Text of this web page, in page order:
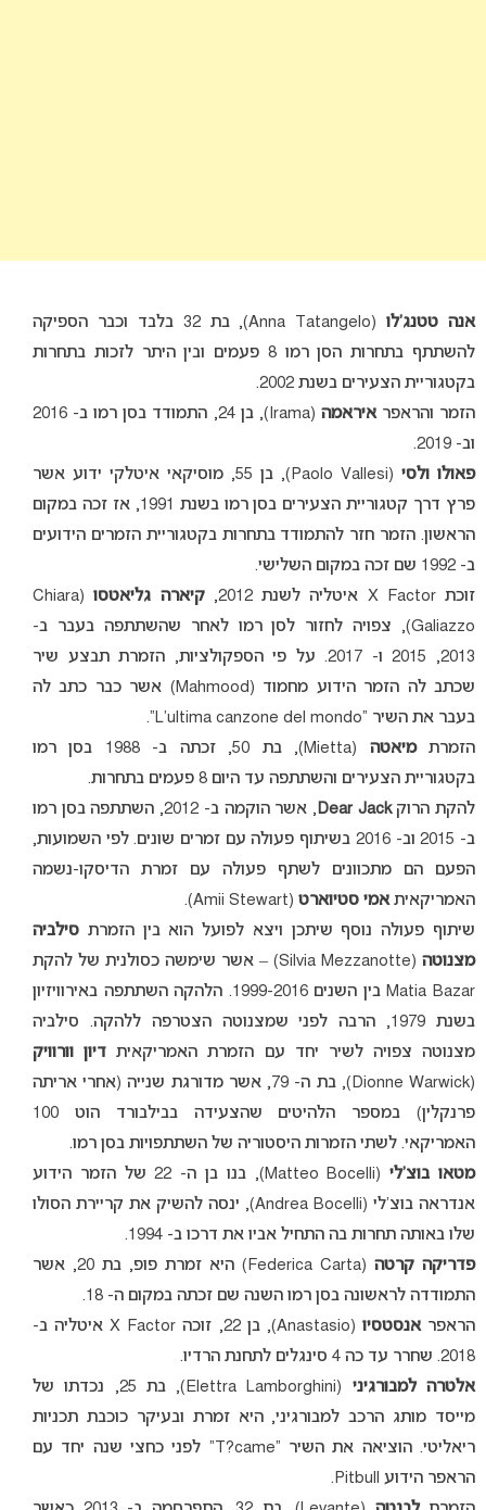
אנה טטנג’לו
(Anna Tatangelo), בת 32 בלבד וכבר הספיקה
להשתתף בתחרות הסן רמו 8 פעמים ובין היתר לזכות בתחרות
בקטגוריית הצעירים בשנת 2002.
הזמר והראפראיראמה
(Irama), בן 24, התמודד בסן רמו ב- 2016
וב- 2019.
פאולו ולסי
(Paolo Vallesi), בן 55, מוסיקאי איטלקי ידוע אשר
פרץ דרך קטגוריית הצעירים בסן רמו בשנת 1991, אז זכה במקום
הראשון. הזמר חזר להתמודד בתחרות בקטגוריית הזמרים הידועים
ב- 1992 שם זכה במקום השלישי.
זוכת X Factor איטליה לשנת 2012,
קיארה גליאטסו
(Chiara
Galiazzo), צפויה לחזור לסן רמו לאחר שהשתתפה בעבר ב-
2013, 2015 ו- 2017. על פי הספקולציות, הזמרת תבצע שיר
שכתב לה הזמר הידוע מחמוד (Mahmood) אשר כבר כתב לה
בעבר את השיר “L’ultima canzone del mondo”.
הזמרתמיאטה
(Mietta), בת 50, זכתה ב- 1988 בסן רמו
בקטגוריית הצעירים והשתתפה עד היום 8 פעמים בתחרות.
להקת הרוק Dear Jack
, אשר הוקמה ב- 2012, השתתפה בסן רמו
ב- 2015 וב- 2016 בשיתוף פעולה עם זמרים שונים. לפי השמועות,
הפעם הם מתכוונים לשתף פעולה עם זמרת הדיסקו-נשמה
האמריקאיתאמי סטיוארט (Amii Stewart).
שיתוף פעולה נוסף שיתכן ויצא לפועל הוא בין הזמרת סילביה
מצנוטה
(Silvia Mezzanotte) – אשר שימשה כסולנית של להקת
Matia Bazar בין השנים 1999-2016. הלהקה השתתפה באירוויזיון
בשנת 1979, הרבה לפני שמצנוטה הצטרפה ללהקה. סילביה
מצנוטה צפויה לשיר יחד עם הזמרת האמריקאית דיון וורוויק
(Dionne Warwick), בת ה- 79, אשר מדורגת שנייה (אחרי אריתה
פרנקלין) במספר הלהיטים שהצעידה בבילבורד הוט 100
האמריקאי. לשתי הזמרות היסטוריה של השתתפויות בסן רמו.
מטאו בוצ’לי
(Matteo Bocelli), בנו בן ה- 22 של הזמר הידוע
אנדראה בוצ’לי (Andrea Bocelli), ינסה להשיק את קריירת הסולו
שלו באותה תחרות בה התחיל אביו את דרכו ב- 1994.
פדריקה קרטה
(Federica Carta) היא זמרת פופ, בת 20, אשר
התמודדה לראשונה בסן רמו השנה שם זכתה במקום ה- 18.
הראפראנסטסיו
(Anastasio), בן 22, זוכה X Factor איטליה ב-
2018. שחרר עד כה 4 סינגלים לתחנת הרדיו.
אלטרה למבורגיני
(Elettra Lamborghini), בת 25, נכדתו של
מייסד מותג הרכב למבורגיני, היא זמרת ובעיקר כוכבת תכניות
ריאליטי. הוציאה את השיר “T?came” לפני כחצי שנה יחד עם
הראפר הידוע Pitbull.